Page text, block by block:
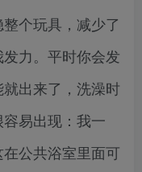
个玩具，减少了
力。平时你会发
出来了，洗澡时
易出现：我一
公共浴室里面可